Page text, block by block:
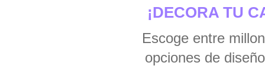
¡DECORA TU
Escoge entre
opciones de